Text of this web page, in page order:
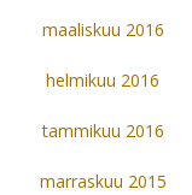
maaliskuu 2016
helmikuu 2016
tammikuu 2016
marraskuu 2015